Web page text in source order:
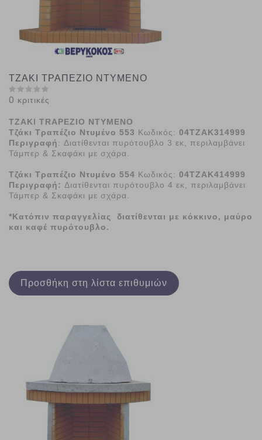
ΤΖΑΚΙ ΤΡΑΠΕΖΙΟ ΝΤΥΜΕΝΟ
0 κριτικές
ΤZAKI TRAPEZIO NTYMENΟ
Τζάκι Τραπέζιο Ντυμένο 553 Κωδικός: 04ΤΖΑΚ314999
Περιγραφή: Διατίθενται πυρότουβλο 3 εκ, περιλαμβάνει
Τάμπερ & Σκαφάκι με σχάρα.
Τζάκι Τραπέζιο Ντυμένο 554 Κωδικός: 04ΤΖΑΚ414999
Περιγραφή: Διατίθενται πυρότουβλο 4 εκ, περιλαμβάνει
Τάμπερ & Σκαφάκι με σχάρα.
*Κατόπιν παραγγελίας διατίθενται με κόκκινο, μαύρο
και καφέ πυρότουβλο.
Προσθήκη στη λίστα επιθυμιών